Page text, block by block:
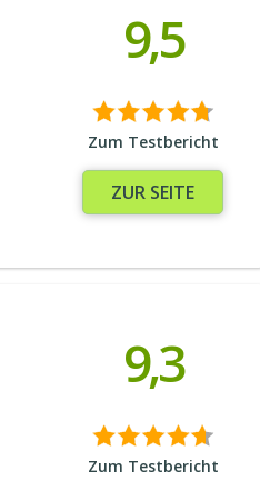
9,5
Zum Testbericht
ZUR SEITE
9,3
Zum Testbericht